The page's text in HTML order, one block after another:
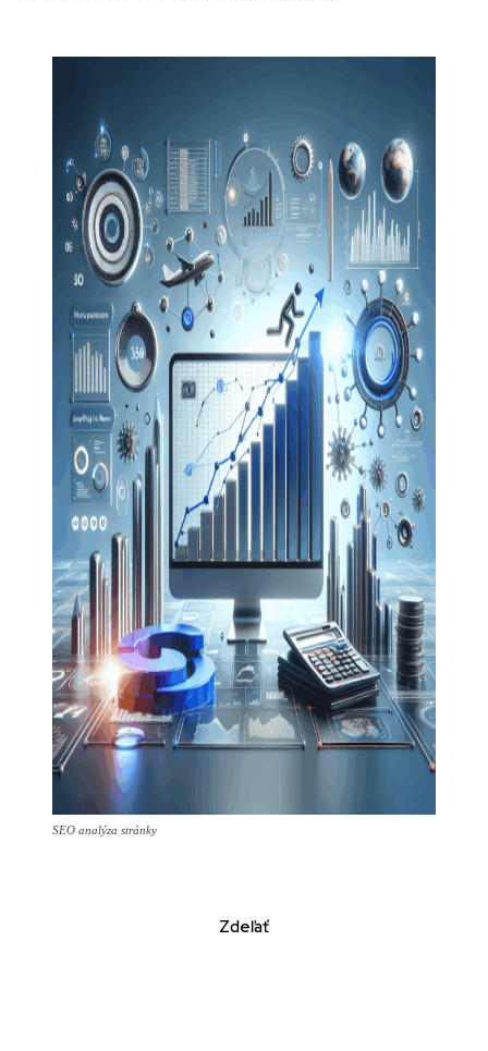
SEO analýza stránky
Zdeľať